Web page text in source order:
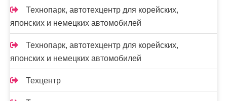
Технопарк, автотехцентр для корейских,
японских и немецких автомобилей
Технопарк, автотехцентр для корейских,
японских и немецких автомобилей
Техцентр